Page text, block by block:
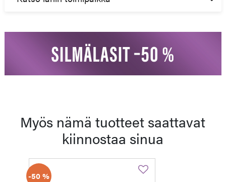
Myös nämä tuotteet saattavat
kiinnostaa sinua
-50 %